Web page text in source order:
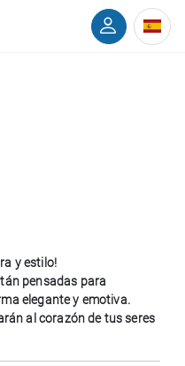
y estilo!
pensadas para
elegante y emotiva.
al corazón de tus seres